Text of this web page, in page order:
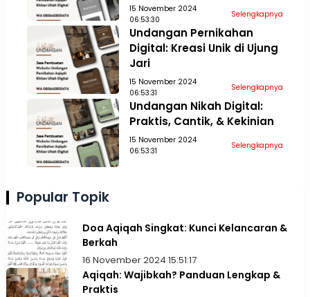
15 November 2024
06:53:30
Selengkapnya
Undangan Pernikahan
Digital: Kreasi Unik di Ujung
Jari
15 November 2024
06:53:31
Selengkapnya
Undangan Nikah Digital:
Praktis, Cantik, & Kekinian
15 November 2024
06:53:31
Selengkapnya
Popular Topik
Doa Aqiqah Singkat: Kunci Kelancaran &
Berkah
16 November 2024 15:51:17
Aqiqah: Wajibkah? Panduan Lengkap &
Praktis